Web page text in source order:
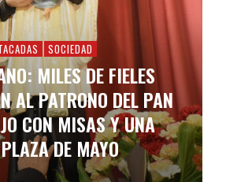
SOCIEDAD
MILES DE FIELES
AL PATRONO DEL PAN
CON MISAS Y UNA
DE MAYO